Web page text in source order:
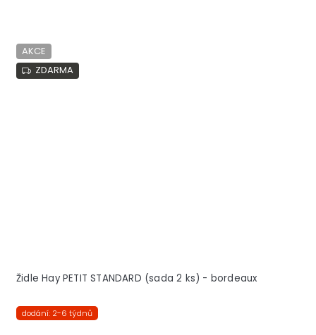
AKCE
ZDARMA
Židle Hay PETIT STANDARD (sada 2 ks) - bordeaux
dodání: 2-6 týdnů